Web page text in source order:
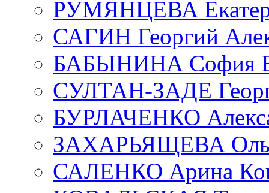
РУМЯНЦЕВА
САГИН Георгий
БАБЫНИНА София
СУЛТАН-ЗАДЕ
БУРЛАЧЕНКО
ЗАХАРЬЯЩЕВА
САЛЕНКО Арина